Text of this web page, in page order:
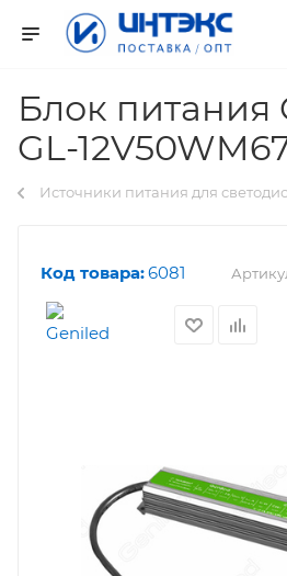
Блок питания
GL-
Источники питания для
Код товара:6081